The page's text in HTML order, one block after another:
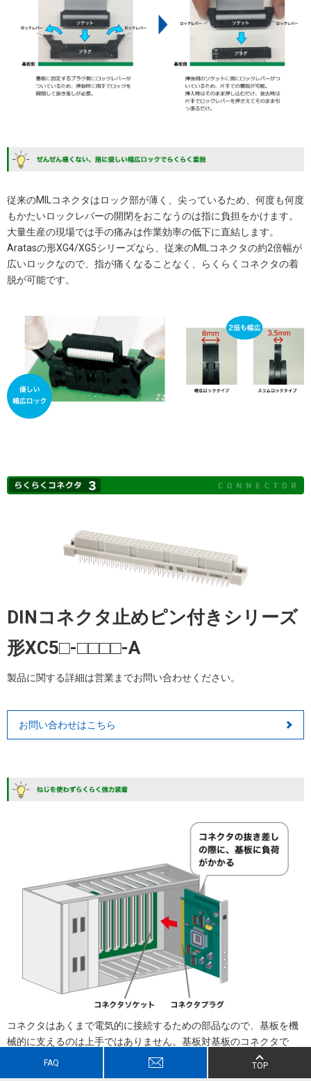
従来のMILコネクタはロック部が薄く、尖っているため、何度も何度
もかたいロックレバーの開閉をおこなうのは指に負担をかけます。
大量生産の現場では手の痛みは作業効率の低下に直結します。
Aratasの形XG4/XG5シリーズなら、従来のMILコネクタの約2倍幅が
広いロックなので、指が痛くなることなく、らくらくコネクタの着
脱が可能です。
DINコネクタ止めピン付きシリーズ
形XC5□-□□□□-A
製品に関する詳細は営業までお問い合わせください。
お問い合わせはこちら
コネクタはあくまで電気的に接続するための部品なので、基板を機
械的に支えるのは上手ではありません。基板対基板のコネクタで
は、コネクタを抜く際に、基板が引っ張られ基板自体に負荷がかか
FAQ TOP